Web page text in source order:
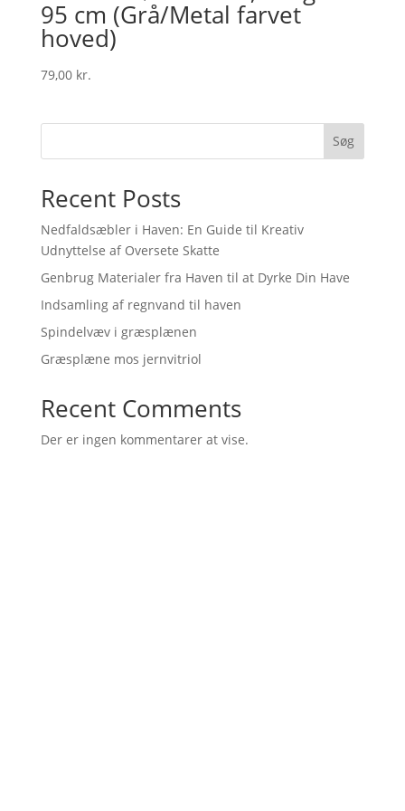
95 cm (Grå/Metal farvet
hoved)
79,00 kr.
Søg
Recent Posts
Nedfaldsæbler i Haven: En Guide til Kreativ
Udnyttelse af Oversete Skatte
Genbrug Materialer fra Haven til at Dyrke Din Have
Indsamling af regnvand til haven
Spindelvæv i græsplænen
Græsplæne mos jernvitriol
Recent Comments
Der er ingen kommentarer at vise.